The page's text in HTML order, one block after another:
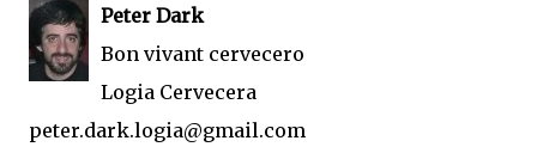
Peter Dark
Bon vivant cervecero
Logia Cervecera
peter.dark.logia@gmail.com